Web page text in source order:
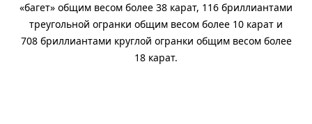
«багет» общим весом более 38 карат, 116 бриллиантами
треугольной огранки общим весом более 10 карат и
708 бриллиантами круглой огранки общим весом более
18 карат.